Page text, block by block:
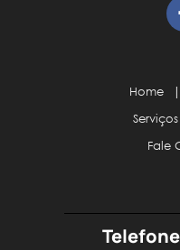
Home |
Serviços
Fale